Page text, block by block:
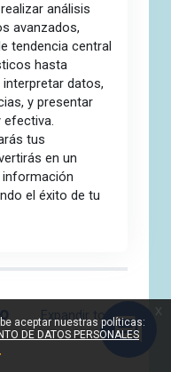
análisis
avanzados,
tendencia central
hasta
datos,
y presentar
efectiva.
tus
en un
el éxito de tu
Expandir todo
aceptar nuestras políticas:
DE DATOS PERSONALES
x